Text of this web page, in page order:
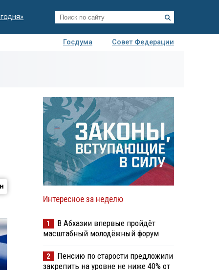
Госдума
Совет Федерации
Интересное за неделю
1
В Абхазии впервые пройдёт
масштабный молодёжный форум
2
Пенсию по старости предложили
закрепить на уровне не ниже 40% от